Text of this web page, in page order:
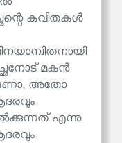
കവിതകൾ
മകൻ
അതോ
എന്നു